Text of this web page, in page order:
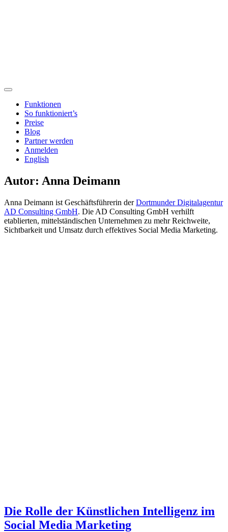
Funktionen
So funktioniert’s
Preise
Blog
Partner werden
Anmelden
English
Autor: Anna Deimann
Anna Deimann ist Geschäftsführerin derDortmunder Digitalagentur
AD Consulting GmbH. Die AD Consulting GmbH verhilft
etablierten, mittelständischen Unternehmen zu mehr Reichweite,
Sichtbarkeit und Umsatz durch effektives Social Media Marketing.
Die Rolle der Künstlichen Intelligenz im
Social Media Marketing